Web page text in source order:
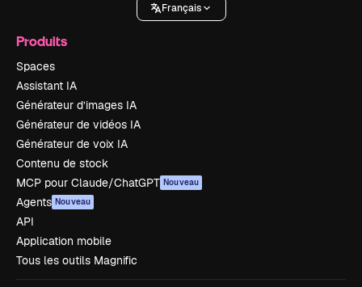
Français
Produits
Spaces
Assistant IA
Générateur d’images IA
Générateur de vidéos IA
Générateur de voix IA
Contenu de stock
MCP pour Claude/ChatGPT Nouveau
Agents Nouveau
API
Application mobile
Tous les outils Magnific